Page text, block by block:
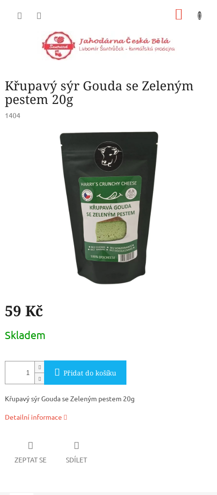
Křupavý sýr Gouda se Zeleným
pestem 20g
1404
59 Kč
cena:
Skladem
Přidat do košíku
Křupavý sýr Gouda se Zeleným pestem 20g
Detailní informace
ZEPTAT SE SDÍLET